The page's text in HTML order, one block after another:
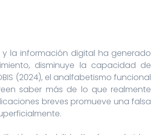
la información digital ha generado
disminuye la capacidad de
(2024), el analfabetismo funcional
saber más de lo que realmente
breves promueve una falsa